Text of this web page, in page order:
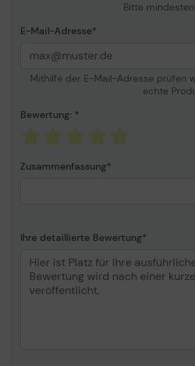
Bitte
E-Mail-Adresse
Mithilfe der E-Mail-Adresse prüfen
echte
Bewertung:
Zusammenfassung
Ihre detaillierte Bewertung